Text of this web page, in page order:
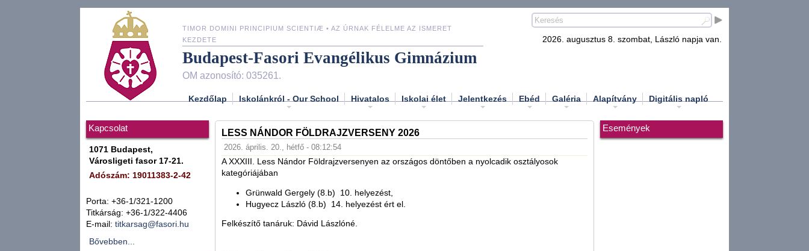
TIMOR DOMINI PRINCIPIUM SCIENTIÆ • AZ ÚRNAK FÉLELME AZ ISMERET
KEZDETE
Budapest-Fasori Evangélikus Gimnázium
OM azonosító: 035261.
2026. augusztus 8. szombat, László napja van.
Kezdőlap Iskolánkról - Our School Hivatalos Iskolai élet Jelentkezés Ebéd Galéria Alapítvány Digitális napló
Kapcsolat
1071 Budapest,
Városligeti fasor 17-21.
Adószám: 19011383-2-42
Porta: +36-1/321-1200
Titkárság: +36-1/322-4406
E-mail: titkarsag@fasori.hu
Bővebben...
LESS NÁNDOR FÖLDRAJZVERSENY 2026
2026. április. 20., hétfő - 08:12:54
A XXXIII. Less Nándor Földrajzversenyen az országos döntőben a nyolcadik osztályosok
kategóriájában
Grünwald Gergely (8.b) 10. helyezést,
Hugyecz László (8.b) 14. helyezést ért el.
Felkészítő tanáruk: Dávid Lászlóné.
Események